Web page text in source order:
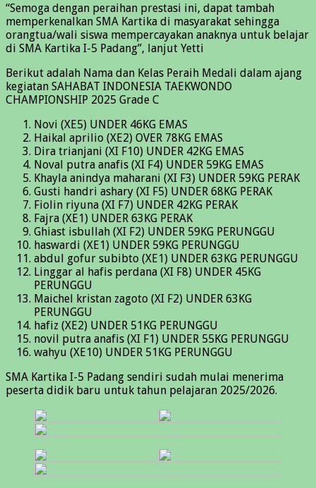
“Semoga dengan peraihan prestasi ini, dapat tambah
memperkenalkan SMA Kartika di masyarakat sehingga
orangtua/wali siswa mempercayakan anaknya untuk belajar
di SMA Kartika I-5 Padang”, lanjut Yetti
Berikut adalah Nama dan Kelas Peraih Medali dalam ajang
kegiatan SAHABAT INDONESIA TAEKWONDO
CHAMPIONSHIP 2025 Grade C
Novi (XE5) UNDER 46KG EMAS
Haikal aprilio (XE2) OVER 78KG EMAS
Dira trianjani (XI F10) UNDER 42KG EMAS
Noval putra anafis (XI F4) UNDER 59KG EMAS
Khayla anindya maharani (XI F3) UNDER 59KG PERAK
Gusti handri ashary (XI F5) UNDER 68KG PERAK
Fiolin riyuna (XI F7) UNDER 42KG PERAK
Fajra (XE1) UNDER 63KG PERAK
Ghiast isbullah (XI F2) UNDER 59KG PERUNGGU
haswardi (XE1) UNDER 59KG PERUNGGU
abdul gofur subibto (XE1) UNDER 63KG PERUNGGU
Linggar al hafis perdana (XI F8) UNDER 45KG
PERUNGGU
Maichel kristan zagoto (XI F2) UNDER 63KG
PERUNGGU
hafiz (XE2) UNDER 51KG PERUNGGU
novil putra anafis (XI F1) UNDER 55KG PERUNGGU
wahyu (XE10) UNDER 51KG PERUNGGU
SMA Kartika I-5 Padang sendiri sudah mulai menerima
peserta didik baru untuk tahun pelajaran 2025/2026.